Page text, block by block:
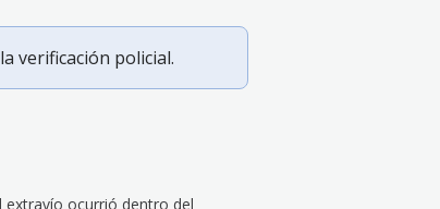
verificación policial.
extravío ocurrió dentro del